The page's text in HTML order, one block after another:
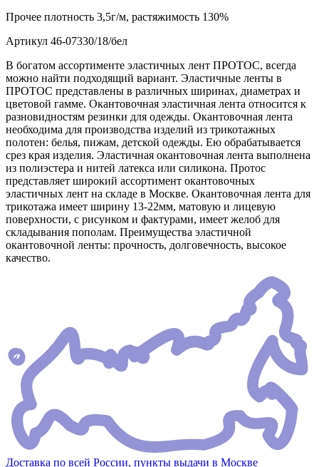
Прочее плотность 3,5г/м, растяжимость 130%
Артикул 46-07330/18/бел
В богатом ассортименте эластичных лент ПРОТОС, всегда
можно найти подходящий вариант. Эластичные ленты в
ПРОТОС представлены в различных ширинах, диаметрах и
цветовой гамме. Окантовочная эластичная лента относится к
разновидностям резинки для одежды. Окантовочная лента
необходима для производства изделий из трикотажных
полотен: белья, пижам, детской одежды. Ею обрабатывается
срез края изделия. Эластичная окантовочная лента выполнена
из полиэстера и нитей латекса или силикона. Протос
представляет широкий ассортимент окантовочных
эластичных лент на складе в Москве. Окантовочная лента для
трикотажа имеет ширину 13-22мм, матовую и лицевую
поверхности, с рисунком и фактурами, имеет желоб для
складывания пополам. Преимущества эластичной
окантовочной ленты: прочность, долговечность, высокое
качество.
Доставка по всей России, пункты выдачи в Москве